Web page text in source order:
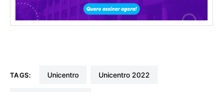
TAGS: unicentro unicentro 2022